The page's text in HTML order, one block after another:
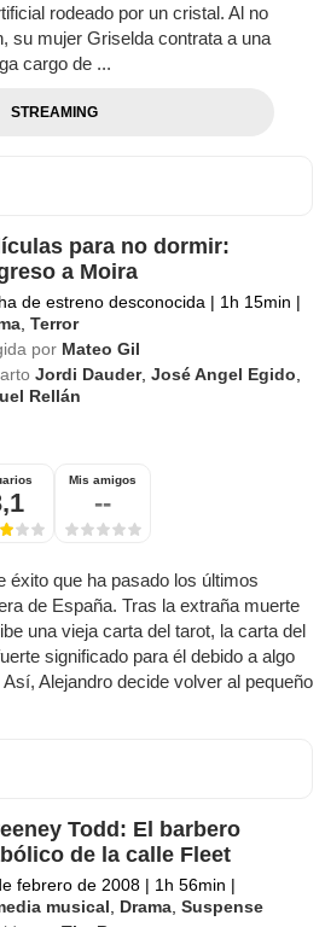
rodeado por un cristal. Al no
su mujer Griselda contrata a una
cargo de ...
STREAMING
para no dormir:
a Moira
de estreno desconocida | 1h 15min |
,Terror
por Mateo Gil
Jordi Dauder,José Angel Egido
Rellán
Mis amigos
--
éxito que ha pasado los últimos
de España. Tras la extraña muerte
una vieja carta del tarot, la carta del
significado para él debido a algo
Alejandro decide volver al pequeño
Todd: El barbero
de la calle Fleet
febrero de 2008 | 1h 56min |
musical
Drama ,Suspense